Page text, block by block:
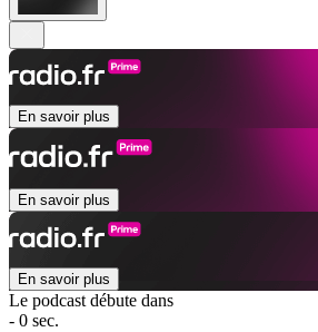
En savoir plus
En savoir plus
En savoir plus
Le podcast débute dans
- 0 sec.